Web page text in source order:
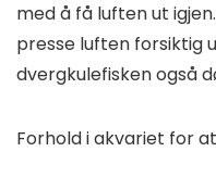
med å få luften ut
presse luften forsiktig
dvergkulefisken også
Forhold i akvariet for